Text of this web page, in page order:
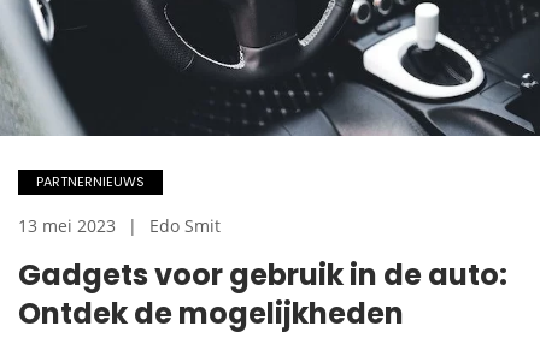
Gadgets voor gebruik in de auto:
Ontdek de mogelijkheden
PARTNERNIEUWS
13 mei 2023 Edo Smit